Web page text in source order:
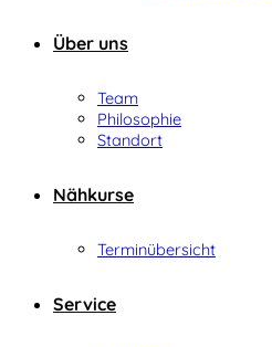
Über uns
Team
Philosophie
Standort
Nähkurse
Terminübersicht
Service